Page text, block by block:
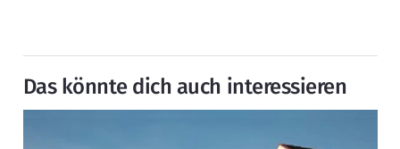
Das könnte dich auch interessieren